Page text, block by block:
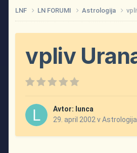
LNF LN FORUMI Astrologija
vpliv
Avtor: lunca
29. april 2002 vAstrologija